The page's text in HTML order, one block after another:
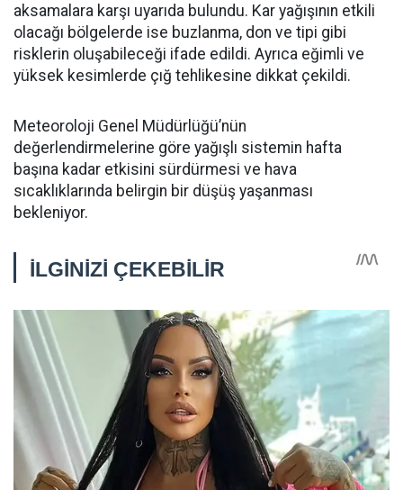
aksamalara karşı uyarıda bulundu. Kar yağışının etkili
olacağı bölgelerde ise buzlanma, don ve tipi gibi
risklerin oluşabileceği ifade edildi. Ayrıca eğimli ve
yüksek kesimlerde çığ tehlikesine dikkat çekildi.
Meteoroloji Genel Müdürlüğü’nün
değerlendirmelerine göre yağışlı sistemin hafta
başına kadar etkisini sürdürmesi ve hava
sıcaklıklarında belirgin bir düşüş yaşanması
bekleniyor.